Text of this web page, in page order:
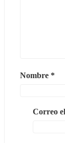
Nombre *
Correo